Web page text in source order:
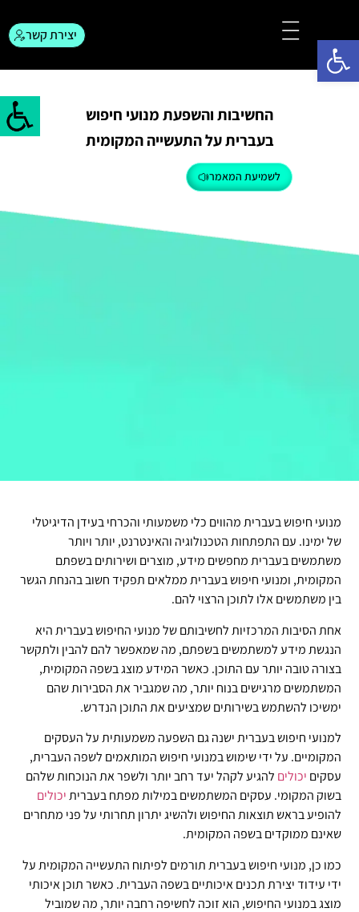
יצירת קשר
החשיבות והשפעת מנועי חיפוש
בעברית על התעשייה המקומית
לשמיעת המאמר
מנועי חיפוש בעברית מהווים כלי משמעותי והכרחי בעידן הדיגיטלי
של ימינו. עם התפתחות הטכנולוגיה והאינטרנט, יותר ויותר
משתמשים בעברית מחפשים מידע, מוצרים ושירותים בשפתם
המקומית, ומנועי חיפוש בעברית ממלאים תפקיד חשוב בהנחת הגשר
בין משתמשים אלו לתוכן הרצוי להם.
אחת הסיבות המרכזיות לחשיבותם של מנועי החיפוש בעברית היא
הנגשת מידע למשתמשים בשפתם, מה שמאפשר להם להבין ולתקשר
בצורה טובה יותר עם התוכן. כאשר המידע מוצג בשפה המקומית,
המשתמשים מרגישים בנוח יותר, מה שמגביר את הסבירות שהם
ימשיכו להשתמש בשירותים שמציעים את התוכן הנדרש.
למנועי חיפוש בעברית ישנה גם השפעה משמעותית על העסקים
המקומיים. על ידי שימוש במנועי חיפוש המותאמים לשפה העברית,
עסקים יכולים להגיע לקהל יעד רחב יותר ולשפר את הנוכחות שלהם
בשוק המקומי. עסקים המשתמשים במילות מפתח בעבריתיכולים
להופיע בראש תוצאות החיפוש ולהשיג יתרון תחרותי על פני מתחרים
שאינם ממוקדים בשפה המקומית.
כמו כן, מנועי חיפוש בעברית תורמים לפיתוח התעשייה המקומית על
ידי עידוד יצירת תכנים איכותיים בשפה העברית. כאשר תוכן איכותי
מוצג במנועי החיפוש, הוא זוכה לחשיפה רחבה יותר, מה שמוביל
פתח סרגל נגישות